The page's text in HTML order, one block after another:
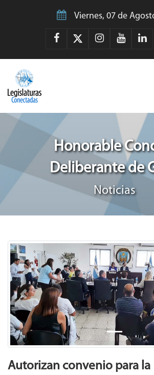
Viernes, 07 de
Honorable
Deliberante de
Noticias
Previous
Autorizan convenio para la